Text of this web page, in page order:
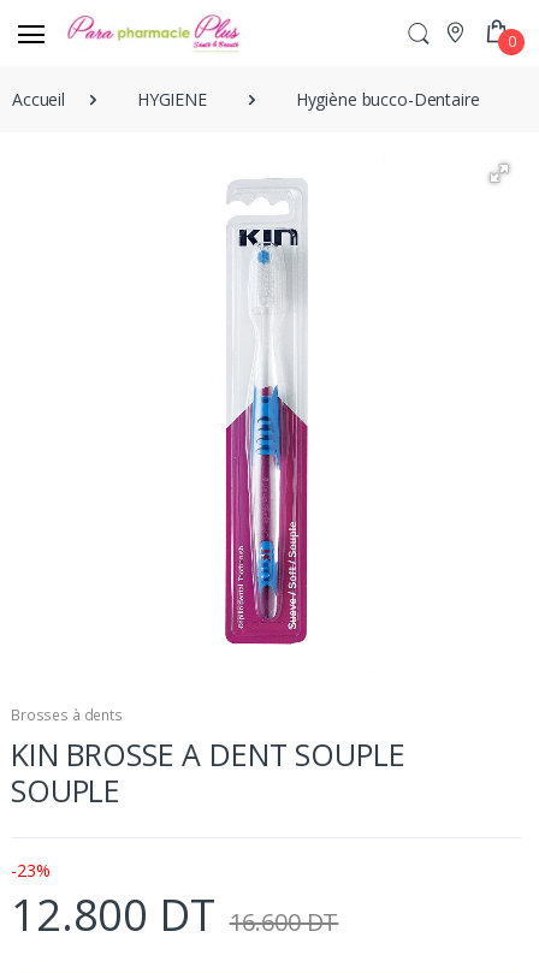
0
Accueil HYGIENE Hygiène bucco-Dentaire
Brosses à dents
KIN BROSSE A DENT SOUPLE
SOUPLE
-23%
12.800 DT 16.600 DT